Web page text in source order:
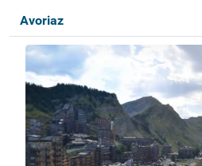
Avoriaz